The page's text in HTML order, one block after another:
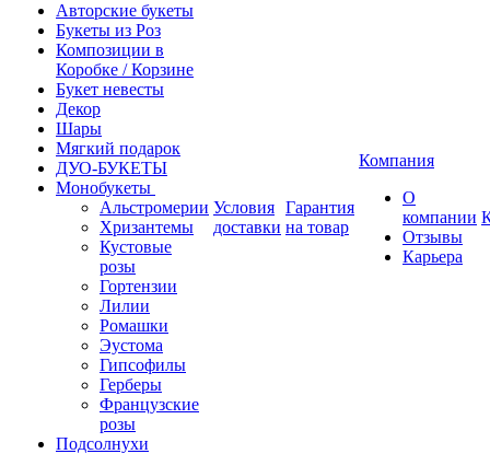
Авторские букеты
Букеты из Роз
Композиции в
Коробке / Корзине
Букет невесты
Декор
Шары
Мягкий подарок
ДУО-БУКЕТЫ
Монобукеты
Альстромерии
Хризантемы
Кустовые
розы
Гортензии
Лилии
Ромашки
Эустома
Гипсофилы
Герберы
Французские
розы
Подсолнухи
Условия
доставки
Гарантия
на товар
Компания
О
компании
Отзывы
Карьера